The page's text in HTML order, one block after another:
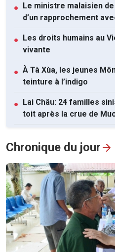
● Le ministre malaisien
d’un rapprochement
● Les droits humains au
vivante
● À Tà Xùa, les jeunes
teinture à l’indigo
● Lai Châu: 24 familles
toit après la crue de
prochainement Tô Lâm
Tout
Chronique du jour